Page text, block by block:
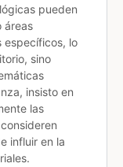
pueden
áreas
específicos, lo
sino
insisto en
las
influir en la